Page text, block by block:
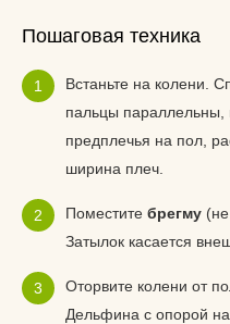
Пошаговая техника
Встаньте на колени.
пальцы параллельны,
предплечья на пол,
ширина плеч.
Поместите брегму
Затылок касается
Оторвите колени от
Дельфина с опорой на